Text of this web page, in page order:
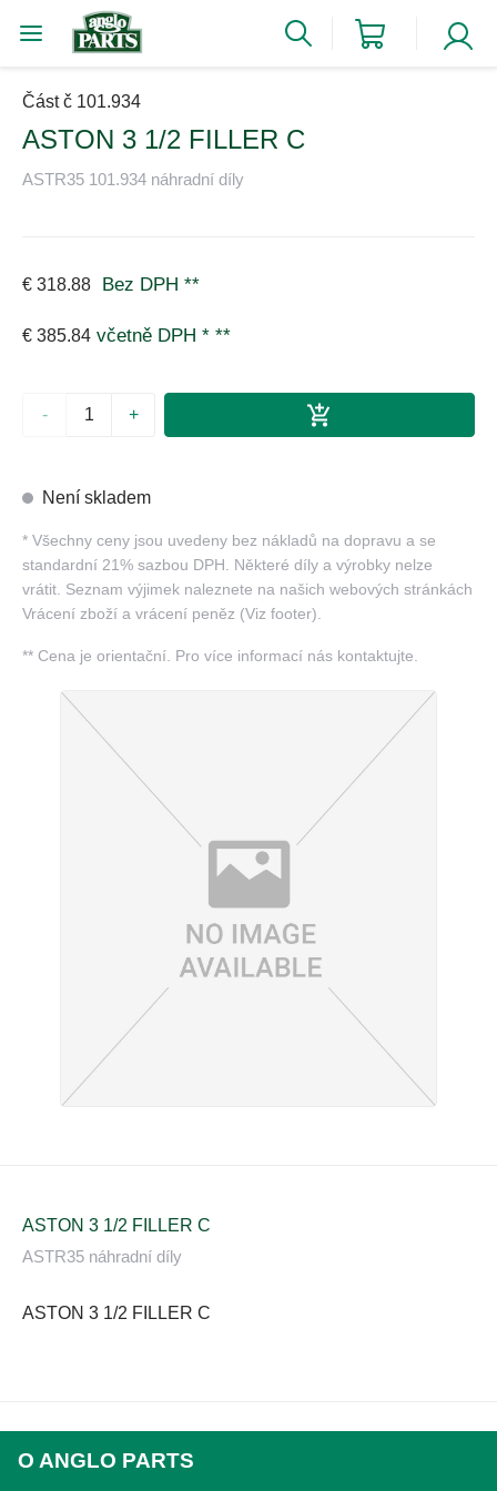
Část č 101.934
ASTON 3 1/2 FILLER C
ASTR35 101.934 náhradní díly
€ 318.88 Bez DPH **
€ 385.84 včetně DPH * **
- +
Není skladem
* Všechny ceny jsou uvedeny bez nákladů na dopravu a se
standardní 21% sazbou DPH. Některé díly a výrobky nelze
vrátit. Seznam výjimek naleznete na našich webových stránkách
Vrácení zboží a vrácení peněz (Viz footer).
** Cena je orientační. Pro více informací nás kontaktujte.
ASTON 3 1/2 FILLER C
ASTR35 náhradní díly
ASTON 3 1/2 FILLER C
O ANGLO PARTS